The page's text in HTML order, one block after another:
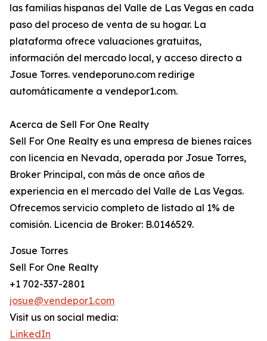
las familias hispanas del Valle de Las Vegas en cada
paso del proceso de venta de su hogar. La
plataforma ofrece valuaciones gratuitas,
información del mercado local, y acceso directo a
Josue Torres. vendeporuno.com redirige
automáticamente a vendepor1.com.
Acerca de Sell For One Realty
Sell For One Realty es una empresa de bienes raíces
con licencia en Nevada, operada por Josue Torres,
Broker Principal, con más de once años de
experiencia en el mercado del Valle de Las Vegas.
Ofrecemos servicio completo de listado al 1% de
comisión. Licencia de Broker: B.0146529.
Josue Torres
Sell For One Realty
+1 702-337-2801
josue@vendepor1.com
Visit us on social media:
LinkedIn